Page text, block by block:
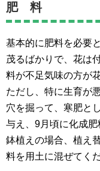
肥 料
基本的に肥料を必要
茂るばかりで、花は
料が不足気味の方が
ただし、特に生育が
穴を掘って、寒肥と
与え、9月頃に化成肥
鉢植えの場合、植え
料を用土に混ぜてく